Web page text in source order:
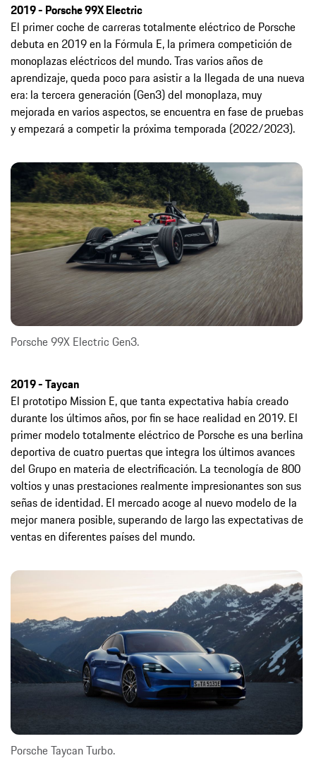
2019 - Porsche 99X Electric
El primer coche de carreras totalmente eléctrico de Porsche
debuta en 2019 en la Fórmula E, la primera competición de
monoplazas eléctricos del mundo. Tras varios años de
aprendizaje, queda poco para asistir a la llegada de una nueva
era: la tercera generación (Gen3) del monoplaza, muy
mejorada en varios aspectos, se encuentra en fase de pruebas
y empezará a competir la próxima temporada (2022/2023).
Porsche 99X Electric Gen3.
2019 - Taycan
El prototipo Mission E, que tanta expectativa había creado
durante los últimos años, por fin se hace realidad en 2019. El
primer modelo totalmente eléctrico de Porsche es una berlina
deportiva de cuatro puertas que integra los últimos avances
del Grupo en materia de electrificación. La tecnología de 800
voltios y unas prestaciones realmente impresionantes son sus
señas de identidad. El mercado acoge al nuevo modelo de la
mejor manera posible, superando de largo las expectativas de
ventas en diferentes países del mundo.
Porsche Taycan Turbo.